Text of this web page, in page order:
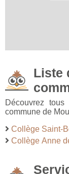
Liste
Découvrez
commune de
Collège Saint-
Collège Anne